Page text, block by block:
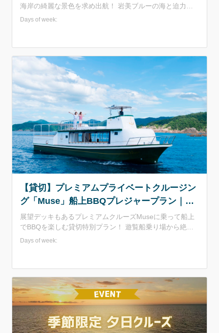
海岸の綺麗な景色を求め出航！ 岩美ブルーの海と迫力満
点の島々を眺めながら・・・名物の干物を炙り、岩美の銘
Days of week:
【貸切】プレミアムプライベートクルージン
グ「Muse」船上BBQプレジャープラン｜定
員10名 展望デッキ付
展望デッキもあるプレミアムクルーズMuseに乗って船上
でBBQを楽しむ貸切特別プラン！ 遊覧船乗り場から絶景
ポイントを巡りながら船上でBBQをお楽しみいただけま
をお楽しみください！！
Days of week: